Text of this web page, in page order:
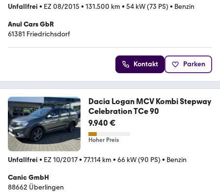
Unfallfrei • EZ 08/2015 • 131.500 km • 54 kW (73 PS) • Benzin
Anul Cars GbR
61381 Friedrichsdorf
Kontakt Parken
Dacia Logan MCV Kombi Stepway
Celebration TCe 90
9.940 €
Hoher Preis
Unfallfrei • EZ 10/2017• 77.114 km • 66 kW (90 PS) • Benzin
Canic GmbH
88662 Überlingen